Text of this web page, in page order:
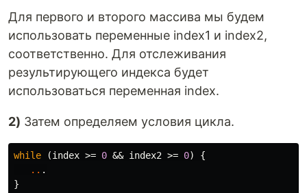
Для первого и второго массива мы будем
использовать переменные index1 и index2,
соответственно. Для отслеживания
результирующего индекса будет
использоваться переменная index.
2) Затем определяем условия цикла.
while (index >= 0 && index2 >= 0)
{
.. .
}